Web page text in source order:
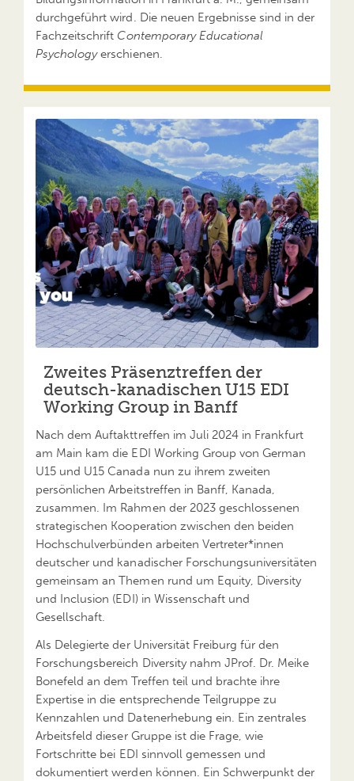
durchgeführt wird. Die neuen Ergebnisse sind in der
Fachzeitschrift Contemporary Educational
Psychologyerschienen.
Zweites Präsenztreffen der
deutsch-kanadischen U15 EDI
Working Group in Banff
Nach dem Auftakttreffen im Juli 2024 in Frankfurt
am Main kam die EDI Working Group von German
U15 und U15 Canada nun zu ihrem zweiten
persönlichen Arbeitstreffen in Banff, Kanada,
zusammen. Im Rahmen der 2023 geschlossenen
strategischen Kooperation zwischen den beiden
Hochschulverbünden arbeiten Vertreter*innen
deutscher und kanadischer Forschungsuniversitäten
gemeinsam an Themen rund um Equity, Diversity
und Inclusion (EDI) in Wissenschaft und
Gesellschaft.
Als Delegierte der Universität Freiburg für den
Forschungsbereich Diversity nahm JProf. Dr. Meike
Bonefeld an dem Treffen teil und brachte ihre
Expertise in die entsprechende Teilgruppe zu
Kennzahlen und Datenerhebung ein. Ein zentrales
Arbeitsfeld dieser Gruppe ist die Frage, wie
Fortschritte bei EDI sinnvoll gemessen und
dokumentiert werden können. Ein Schwerpunkt der